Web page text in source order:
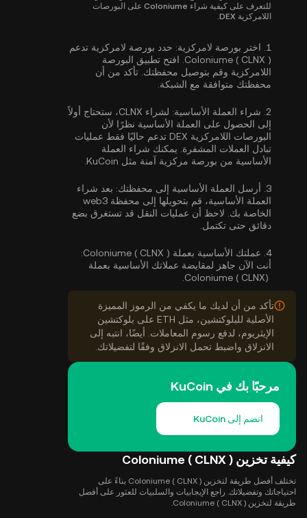
للتعرف على كيفية شراء Coloniume على البورصات
اللامركزية DEX.
1. اختر بورصة لامركزية: حدد بورصة لامركزية تدعم
Coloniume ( CLNX ). افتح تطبيق البورصة
اللامركزية وقم بتوصيل محفظتك. تأكد من أن
محفظتك متوافقة مع الشبكة.
2. شراء العملة الأساسية:
لشراء CLNX، ستحتاج أولاً
إلى الحصول على العملة الأساسية نظرًا لأن
البورصات اللامركزية DEX تدعم حاليًا فقط عمليات
تبادل العملات المشفرة. يمكنك شراء العملة
الأساسية من بورصة مركزية آمنة مثل KuCoin.
3. أرسل العملة الأساسية إلى محفظتك: بعد شراء
العملة الأساسية، قم بتحويلها إلى محفظة web3
الخاصة بك. لاحظ أن عمليات النقل قد تستغرق بضع
دقائق حتى تكتمل.
4. عملتك الأساسية بعملة Coloniume ( CLNX ):
أنت الآن جاهز لمقايضة عملاتك الأساسية بعملة
تأكد من أن لديك ما يكفي من الرموز المميزة
الأصلية للبلوكتشين، مثل ETH على بلوكتشين
الإيثريوم، لدفع رسوم المعاملات. أيضًا، انتبه إلى
الانزلاق واضبط تحمل الانزلاق وفقًا لتفضيلاتك.
مرحبًا بك في KuCoin
انضم إلى KuCoin
كيفية تخزين Coloniume ( CLNX )
تختلف أفضل طريقة لتخزين Coloniume ( CLNX ) بناءً على
احتياجاتك وتفضيلاتك. راجع الإيجابيات والسلبيات للعثور على أفضل
طريقة لتخزين Coloniume ( CLNX ).